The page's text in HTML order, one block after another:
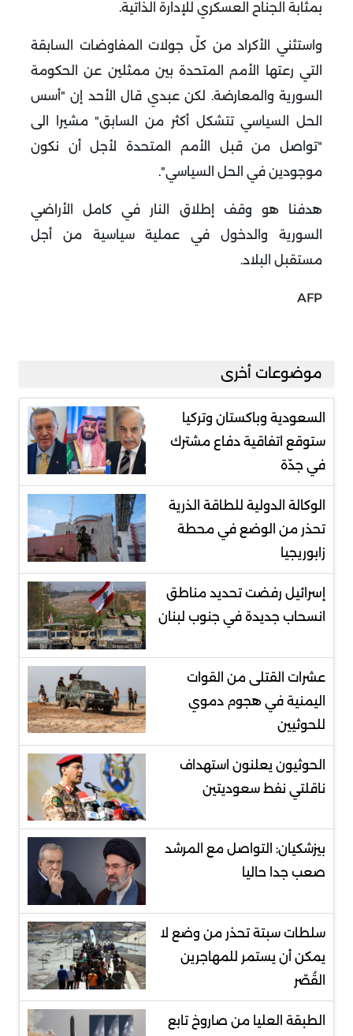
بمثابة الجناح العسكري للإدارة الذاتية.
واستثني الأكراد من كلّ جولات المفاوضات السابقة
التي رعتها الأمم المتحدة بين ممثلين عن الحكومة
السورية والمعارضة. لكن عبدي قال الأحد إن "أسس
الحل السياسي تتشكل أكثر من السابق" مشيرا الى
"تواصل من قبل الأمم المتحدة لأجل أن نكون
موجودين في الحل السياسي".
هدفنا هو وقف إطلاق النار في كامل الأراضي
السورية والدخول في عملية سياسية من أجل
مستقبل البلاد.
AFP
موضوعات أخرى
السعودية وباكستان وتركيا
ستوقع اتفاقية دفاع مشترك
في جدّة
الوكالة الدولية للطاقة الذرية
تحذر من الوضع في محطة
زابوريجيا
إسرائيل رفضت تحديد مناطق
انسحاب جديدة في جنوب لبنان
عشرات القتلى من القوات
اليمنية في هجوم دموي
للحوثيين
الحوثيون يعلنون استهداف
ناقلتي نفط سعوديتين
بيزشكيان: التواصل مع المرشد
صعب جدا حاليا
سلطات سبتة تحذر من وضع لا
يمكن أن يستمر للمهاجرين
القُصّر
الطبقة العليا من صاروخ تابع